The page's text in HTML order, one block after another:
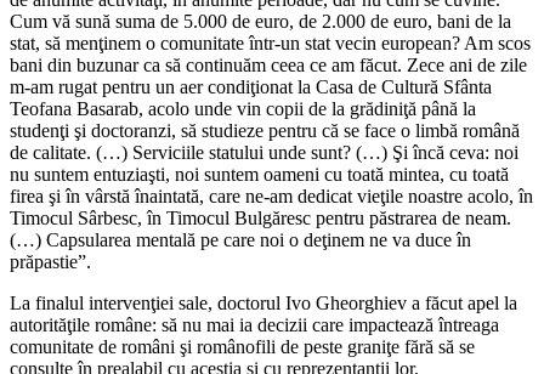
Cum vă sună suma de 5.000 de euro, de 2.000 de euro, bani de la
stat, să menţinem o comunitate într-un stat vecin european? Am scos
bani din buzunar ca să continuăm ceea ce am făcut. Zece ani de zile
m-am rugat pentru un aer condiţionat la Casa de Cultură Sfânta
Teofana Basarab, acolo unde vin copii de la grădiniţă până la
studenţi şi doctoranzi, să studieze pentru că se face o limbă română
de calitate. (…) Serviciile statului unde sunt? (…) Şi încă ceva: noi
nu suntem entuziaşti, noi suntem oameni cu toată mintea, cu toată
firea şi în vârstă înaintată, care ne-am dedicat vieţile noastre acolo, în
Timocul Sârbesc, în Timocul Bulgăresc pentru păstrarea de neam.
(…) Capsularea mentală pe care noi o deţinem ne va duce în
prăpastie”.
La finalul intervenţiei sale, doctorul Ivo Gheorghiev a făcut apel la
autorităţile române: să nu mai ia decizii care impactează întreaga
comunitate de români şi românofili de peste graniţe fără să se
consulte în prealabil cu aceştia şi cu reprezentanţii lor.